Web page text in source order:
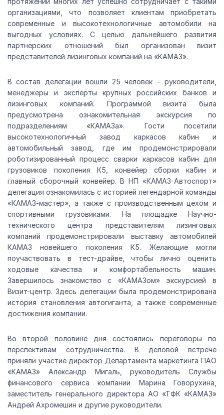
организациями, что позволяет клиентам приобретать
современные и высокотехнологичные автомобили на
выгодных условиях. С целью дальнейшего развития
партнёрских отношений был организован визит
представителей лизинговых компаний на «КАМАЗ».
В состав делегации вошли 25 человек – руководители,
менеджеры и эксперты крупных российских банков и
лизинговых компаний. Программой визита была
предусмотрена ознакомительная экскурсия по
подразделениям «КАМАЗа». Гости посетили
высокотехнологичный завод каркасов кабин и
автомобильный завод, где им продемонстрировали
роботизированный процесс сварки каркасов кабин для
грузовиков поколения К5, конвейер сборки кабин и
главный сборочный конвейер. В НП «КАМАЗ-Автоспорт»
делегация ознакомилась с историей легендарной команды
«КАМАЗ-мастер», а также с производственным цехом и
спортивными грузовиками. На площадке Научно-
технического центра представителям лизинговых
компаний продемонстрировали выставку автомобилей
КАМАЗ новейшего поколения К5. Желающие могли
поучаствовать в тест-драйве, чтобы лично оценить
ходовые качества и комфортабельность машин.
Завершилось знакомство с «КАМАЗом» экскурсией в
Визит-центр. Здесь делегации была продемонстрирована
история становления автогиганта, а также современные
достижения компании.
Во второй половине дня состоялись переговоры по
перспективам сотрудничества. В деловой встрече
приняли участие директор Департамента маркетинга ПАО
«КАМАЗ» Александр Мигаль, руководитель Службы
финансового сервиса компании Марина Говорухина,
заместитель генерального директора АО «ТФК «КАМАЗ»
Андрей Ахромешин и другие руководители.